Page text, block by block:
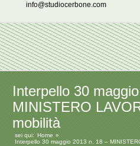
info@studiocerbone.com
Interpello 30
MINISTERO
mobilità
sei qui:
Home
Interpello 30 maggio 2013 n. 18 –